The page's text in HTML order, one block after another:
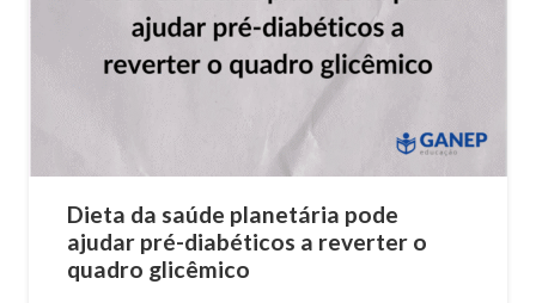
Dieta da saúde planetária pode
ajudar pré-diabéticos a reverter o
quadro glicêmico